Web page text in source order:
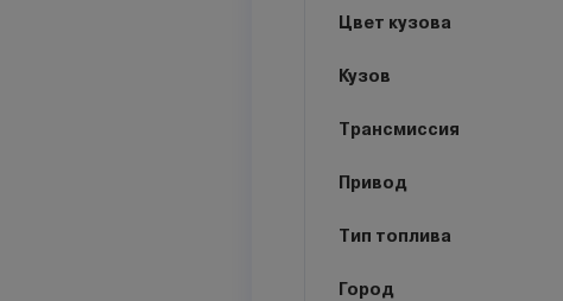
Цвет кузова
Кузов
Трансмиссия
Привод
Тип топлива
Город